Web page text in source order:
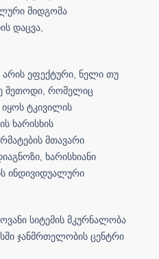
მიდგომა
დაცვა,
ეფექტური, ნელი თუ
მეთოდი, რომელიც
ტკივილის
ხარისხის
მთავარი
ხარისხიანი
ინდივიდუალური
სიტემის მკურნალობა
ჯანმრთელობის ცენტრი